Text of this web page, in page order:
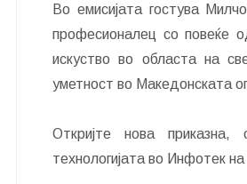
Во емисијата гостува
професионалец со повеќе
искуство во областа на
уметност во Македонската
Откријте нова приказна,
технологијата во Инфотек